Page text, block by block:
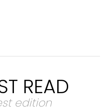
READ
edition